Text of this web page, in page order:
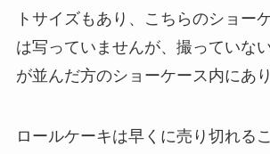
トサイズもあり、こちらのショー
は写っていませんが、撮っていな
が並んだ方のショーケース内にあり
ロールケーキは早くに売り切れる